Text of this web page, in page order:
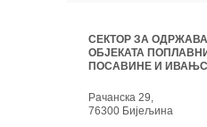
СЕКТОР ЗА
ОБЈЕКАТА
ПОСАВИНЕ И
Рачанска 29,
76300 Бијељина